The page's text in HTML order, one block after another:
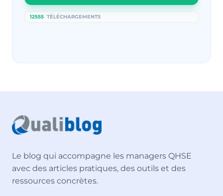
12555 TÉLÉCHARGEMENTS
Le blog qui accompagne les managers QHSE
avec des articles pratiques, des outils et des
ressources concrètes.